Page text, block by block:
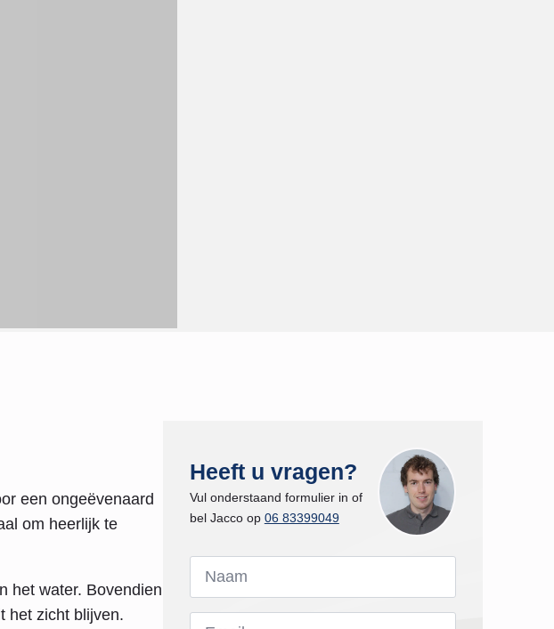
een ongeëvenaard
om heerlijk te
het water. Bovendien
het zicht blijven.
Heeft u vragen?
Vul onderstaand formulier in of
bel Jacco op 06 83399049
Naam
Email